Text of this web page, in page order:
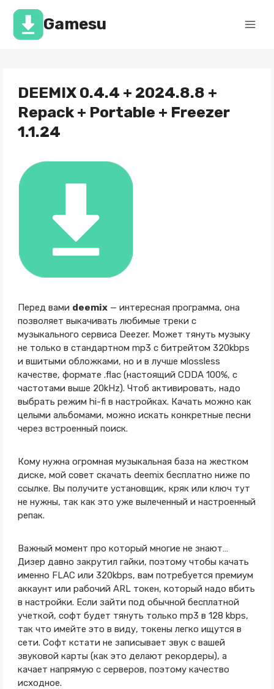
Перейти
содержимомуGamesu
DEEMIX 0.4.4 + 2024.8.8 +
Repack + Portable + Freezer
1.1.24
Перед вами deemix— интересная программа, она
позволяет выкачивать любимые треки с
музыкального сервиса Deezer. Может тянуть музыку
не только в стандартном mp3 с битрейтом 320kbps
и вшитыми обложками, но и в лучше мlossless
качестве, формате .flac (настоящий CDDA 100%, с
частотами выше 20kHz). Чтоб активировать, надо
выбрать режим hi-fi в настройках. Качать можно как
целыми альбомами, можно искать конкретные песни
через встроенный поиск.
Кому нужна огромная музыкальная база на жестком
диске, мой совет скачать deemix бесплатно ниже по
ссылке. Вы получите установщик, кряк или ключ тут
не нужны, так как это уже вылеченный и настроенный
репак.
Важный момент про который многие не знают…
Дизер давно закрутил гайки, поэтому чтобы качать
именно FLAC или 320kbps, вам потребуется премиум
аккаунт или рабочий ARL токен, который надо вбить
в настройки. Если зайти под обычной бесплатной
учеткой, софт будет тянуть только mp3 в 128 kbps,
так что имейте это в виду, токены легко ищутся в
сети. Софт кстати не записывает звук с вашей
звуковой карты (как это делают рекордеры), а
качает напрямую с серверов, поэтому качество
исходное.